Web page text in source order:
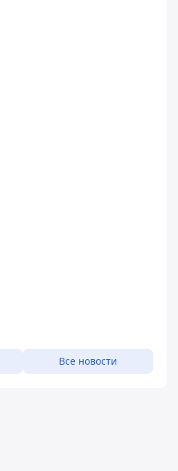
Все новости